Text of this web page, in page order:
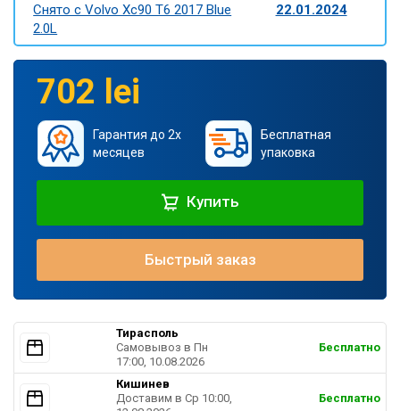
Снято c Volvo Xc90 T6 2017 Blue
2.0L
22.01.2024
702 lei
Гарантия до 2х
месяцев
Бесплатная
упаковка
Купить
Быстрый заказ
Тирасполь
Самовывоз в Пн
17:00, 10.08.2026
Бесплатно
Кишинев
Доставим в Ср 10:00,
Бесплатно